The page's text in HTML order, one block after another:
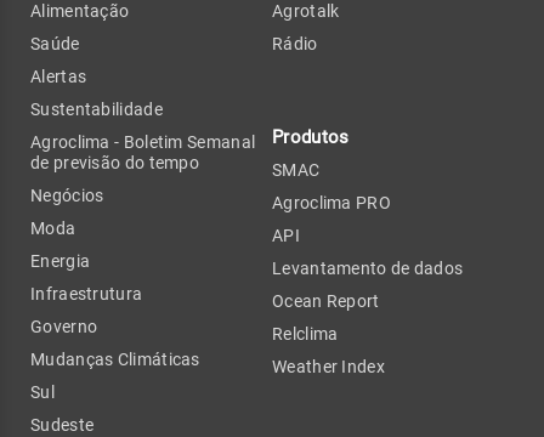
Alimentação
Saúde
Alertas
Sustentabilidade
Agroclima - Boletim Semanal
de previsão do tempo
Negócios
Moda
Energia
Infraestrutura
Governo
Mudanças Climáticas
Sul
Sudeste
Agrotalk
Rádio
Produtos
SMAC
Agroclima PRO
API
Levantamento de dados
Ocean Report
Relclima
Weather Index